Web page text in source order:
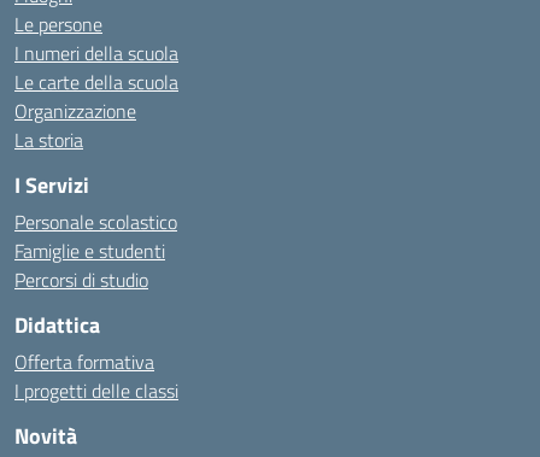
Le persone
I numeri della scuola
Le carte della scuola
Organizzazione
La storia
I Servizi
Personale scolastico
Famiglie e studenti
Percorsi di studio
Didattica
Offerta formativa
I progetti delle classi
Novità